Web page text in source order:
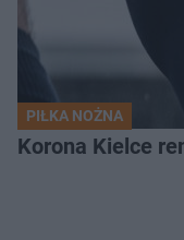
PIŁKA NOŻNA
Korona Kielce